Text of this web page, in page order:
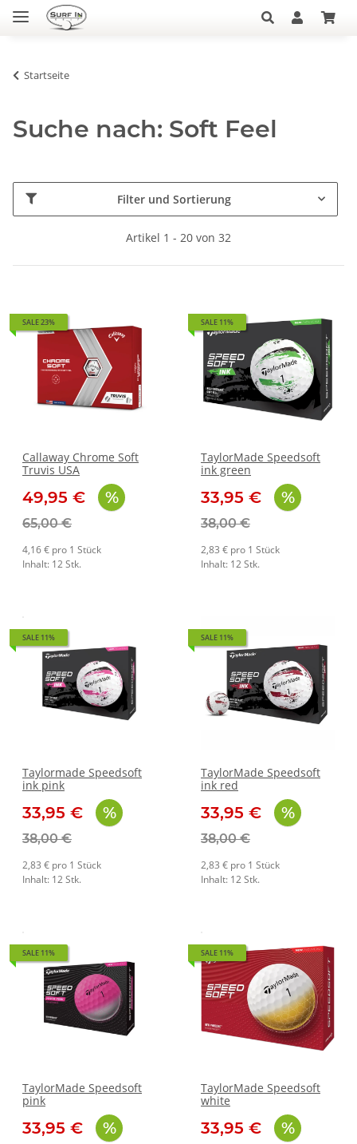
Startseite
Suche nach: Soft Feel
Filter und Sortierung
Artikel 1 - 20 von 32
SALE 23%
Callaway Chrome Soft
Truvis USA
49,95 €
65,00 €
4,16 € pro 1 Stück
Inhalt: 12 Stk.
SALE 11%
TaylorMade Speedsoft
ink green
33,95 €
38,00 €
2,83 € pro 1 Stück
Inhalt: 12 Stk.
SALE 11%
Taylormade Speedsoft
ink pink
33,95 €
38,00 €
2,83 € pro 1 Stück
Inhalt: 12 Stk.
SALE 11%
TaylorMade Speedsoft
ink red
33,95 €
38,00 €
2,83 € pro 1 Stück
Inhalt: 12 Stk.
SALE 11%
TaylorMade Speedsoft
pink
33,95 €
SALE 11%
TaylorMade Speedsoft
white
33,95 €